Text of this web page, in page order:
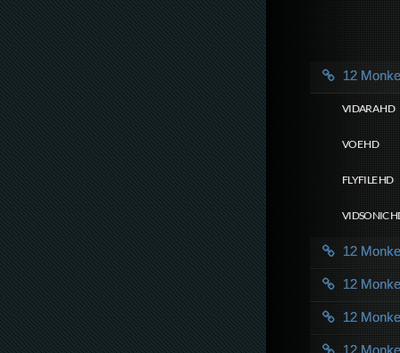
12
VIDARA HD
VOE HD
FLYFILE HD
VIDSONIC
12
12
12
12